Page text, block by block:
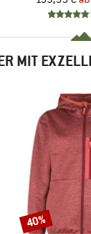
MIT
Rabatt
40%